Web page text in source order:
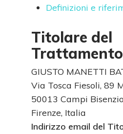
Definizioni e
Titolare del
GIUSTO MANETTI
Via Tosca Fiesoli, 89
50013 Campi
Firenze, Italia
Indirizzo email del